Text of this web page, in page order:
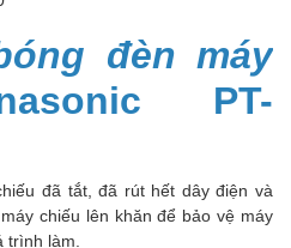
đèn máy
PT-
đã tắt, đã rút hết dây điện và
chiếu lên khăn để bảo vệ máy
làm.